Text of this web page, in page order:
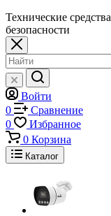
Технические средства
безопасности
Войти
0
Сравнение
0
Избранное
0 Корзина
Каталог